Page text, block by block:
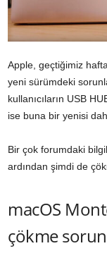
Apple, geçtiğimiz
yeni sürümdeki
kullanıcıların USB
ise buna bir yenisi
Bir çok forumdaki
ardından şimdi de
macOS
çökme